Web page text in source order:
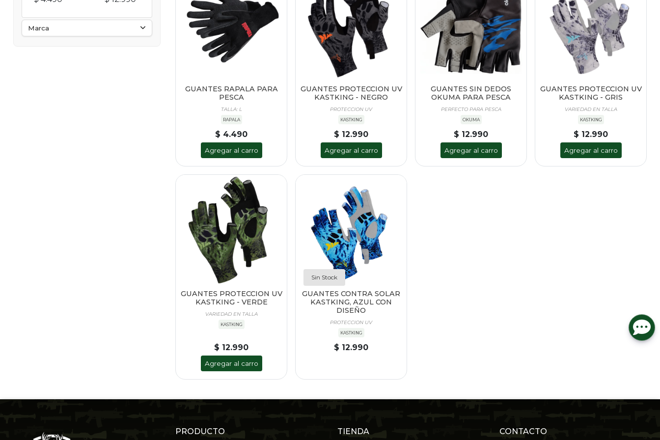
Marca
GUANTES RAPALA PARA
PESCA
TALLA: L
RAPALA
$ 4.490
Agregar al carro
GUANTES PROTECCION UV
KASTKING - NEGRO
PROTECCION UV
KASTKING
$ 12.990
Agregar al carro
GUANTES SIN DEDOS
OKUMA PARA PESCA
PERFECTO PARA PESCA
OKUMA
$ 12.990
Agregar al carro
GUANTES PROTECCION UV
KASTKING - GRIS
VARIEDAD EN TALLA
KASTKING
$ 12.990
Agregar al carro
GUANTES PROTECCION UV
KASTKING - VERDE
VARIEDAD EN TALLA
KASTKING
$ 12.990
Agregar al carro
Sin Stock
GUANTES CONTRA SOLAR
KASTKING, AZUL CON
DISEÑO
PROTECCION UV
KASTKING
$ 12.990
PRODUCTO TIENDA CONTACTO